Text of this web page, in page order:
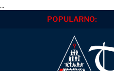
...
POPULARNO: